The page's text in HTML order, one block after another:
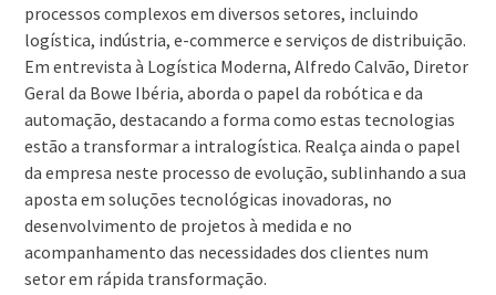
processos complexos em diversos setores, incluindo
logística, indústria, e-commerce e serviços de distribuição.
Em entrevista à Logística Moderna, Alfredo Calvão, Diretor
Geral da Bowe Ibéria, aborda o papel da robótica e da
automação, destacando a forma como estas tecnologias
estão a transformar a intralogística. Realça ainda o papel
da empresa neste processo de evolução, sublinhando a sua
aposta em soluções tecnológicas inovadoras, no
desenvolvimento de projetos à medida e no
acompanhamento das necessidades dos clientes num
setor em rápida transformação.